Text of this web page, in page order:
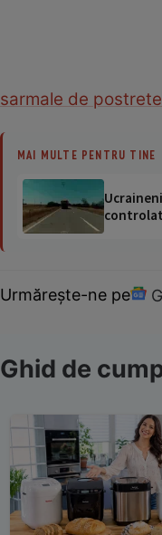
sarmale de post
MAI MULTE PENTRU TINE
Urmărește-ne pe
Ghid de